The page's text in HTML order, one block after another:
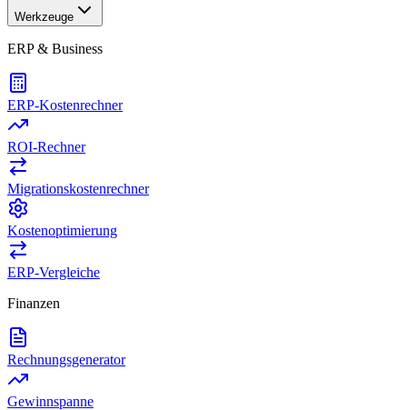
Werkzeuge
ERP & Business
ERP-Kostenrechner
ROI-Rechner
Migrationskostenrechner
Kostenoptimierung
ERP-Vergleiche
Finanzen
Rechnungsgenerator
Gewinnspanne